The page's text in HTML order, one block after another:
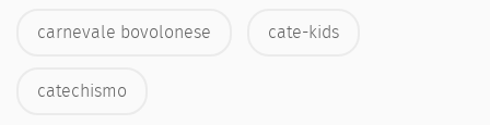
carnevale bovolonese cate-kids
catechismo